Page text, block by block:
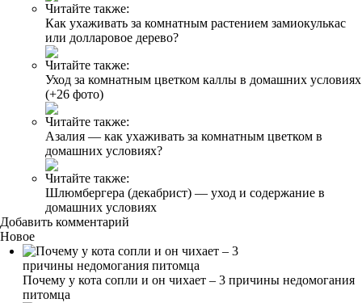
Читайте также:
Как ухаживать за комнатным растением замиокулькас
или долларовое дерево?
Читайте также:
Уход за комнатным цветком каллы в домашних условиях
(+26 фото)
Читайте также:
Азалия — как ухаживать за комнатным цветком в
домашних условиях?
Читайте также:
Шлюмбергера (декабрист) — уход и содержание в
домашних условиях
Добавить комментарий
Новое
Почему у кота сопли и он чихает – 3 причины недомогания
питомца